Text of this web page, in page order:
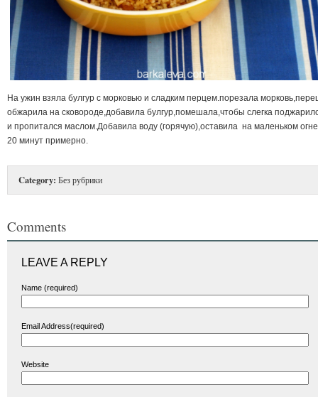
На ужин взяла булгур с морковью и сладким перцем.порезала
обжарила на сковороде,добавила булгур,помешала,чтобы слегка
и пропитался маслом.Добавила воду (горячую),оставила на маленьком
20 минут примерно.
Category: Без рубрики
Comments
LEAVE A REPLY
Name (required)
Email Address(required)
Website